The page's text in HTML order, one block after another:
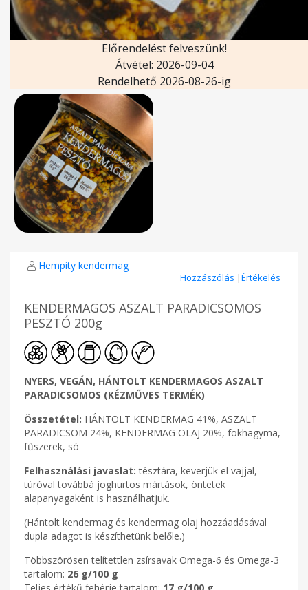
Előrendelést felveszünk!
Átvétel: 2026-09-04
Rendelhető 2026-08-26-ig
Hempity kendermag
Hozzászólás |Értékelés
KENDERMAGOS ASZALT PARADICSOMOS
PESZTÓ 200g
NYERS, VEGÁN, HÁNTOLT KENDERMAGOS ASZALT
PARADICSOMOS (KÉZMŰVES TERMÉK)
Összetétel: HÁNTOLT KENDERMAG 41%, ASZALT
PARADICSOM 24%, KENDERMAG OLAJ 20%, fokhagyma,
fűszerek, só
Felhasználási javaslat: tésztára, keverjük el vajjal,
túróval továbbá joghurtos mártások, öntetek
alapanyagaként is használhatjuk.
(Hántolt kendermag és kendermag olaj hozzáadásával
dupla adagot is készíthetünk belőle.)
Többszörösen telítettlen zsírsavak Omega-6 és Omega-3
tartalom: 26 g/100 g